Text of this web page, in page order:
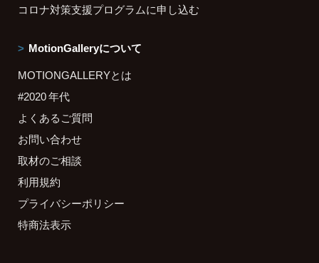
コロナ対策支援プログラムに申し込む
MotionGalleryについて
MOTIONGALLERYとは
#2020 年代
よくあるご質問
お問い合わせ
取材のご相談
利用規約
プライバシーポリシー
特商法表示